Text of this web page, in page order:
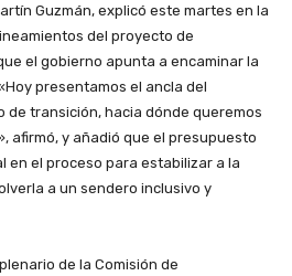
Guzmán, explicó este martes en la
del proyecto de
el gobierno apunta a encaminar la
presentamos el ancla del
de transición, hacia dónde queremos
afirmó, y añadió que el presupuesto
en el proceso para estabilizar a la
a un sendero inclusivo y
de la Comisión de